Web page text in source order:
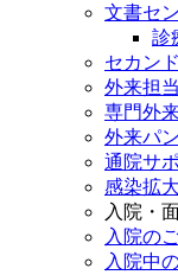
文書セ
診
セカン
外来担
専門外
外来パ
通院サ
感染拡
入院・
入院の
入院中